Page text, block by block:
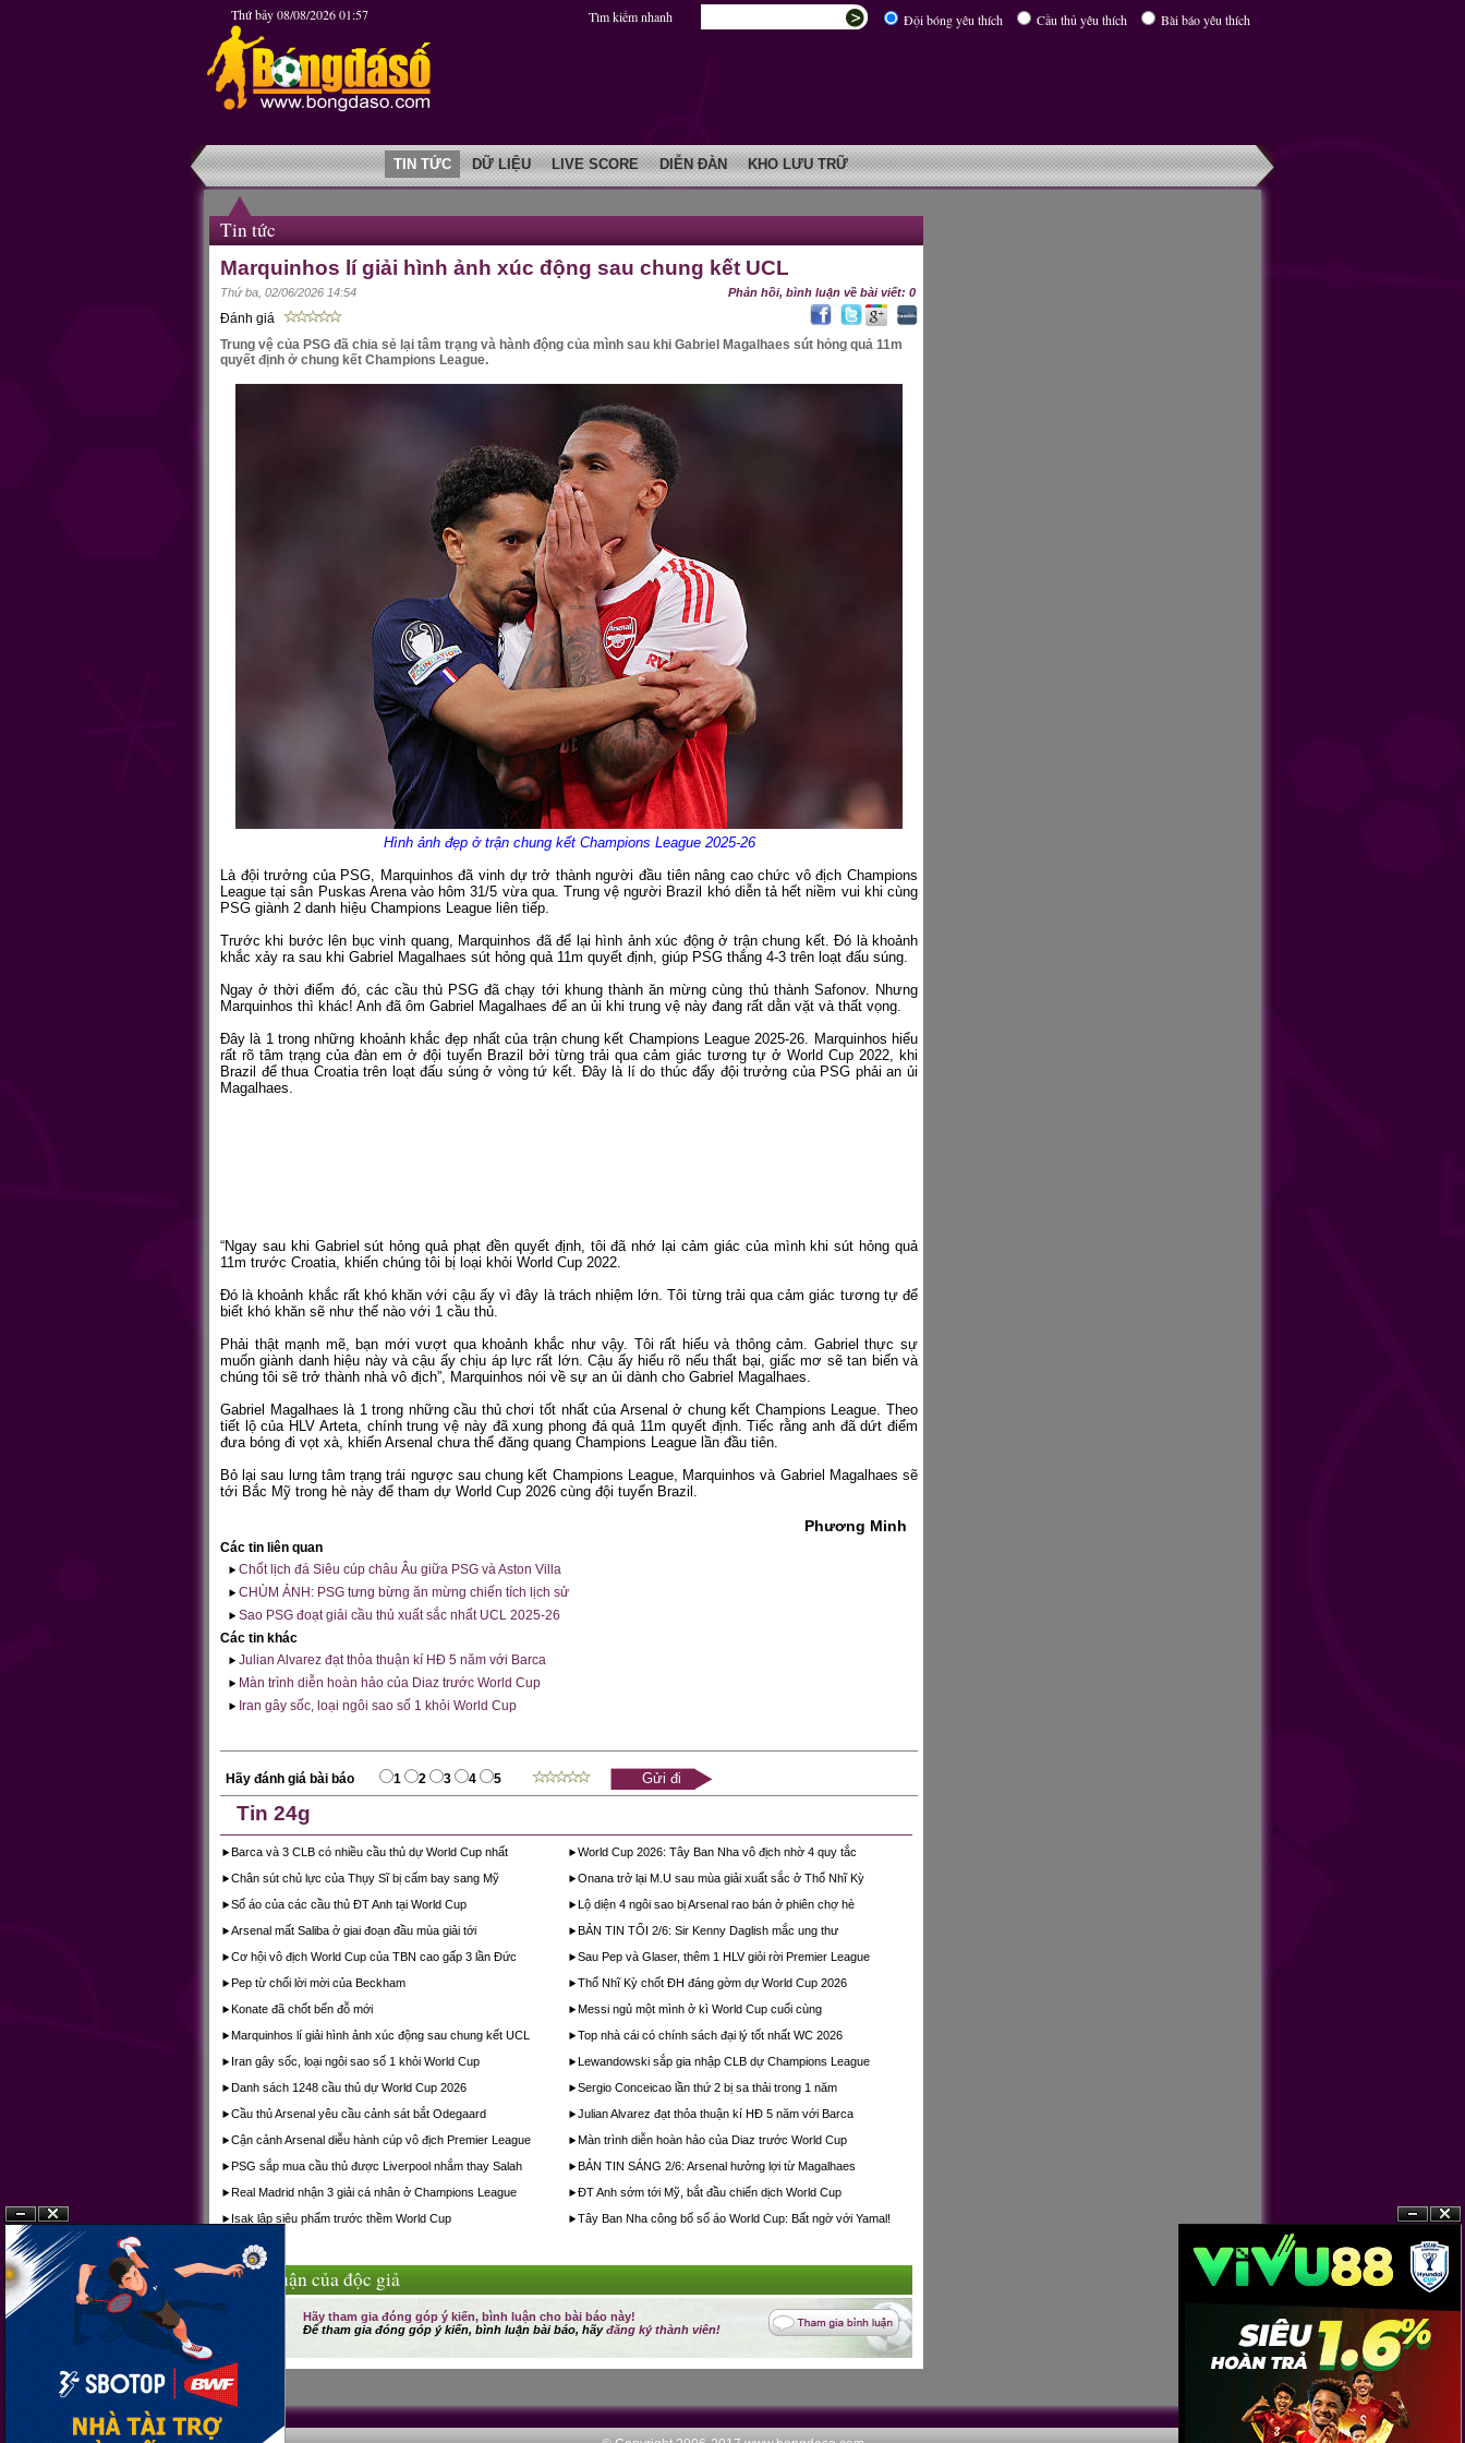
Thứ bảy 08/08/2026 01:57 Đội bóng yêu thích Cầu thủ yêu thích Bài báo yêu thích
Tìm kiếm nhanh
TIN TỨC DỮ LIỆU LIVE SCORE DIỄN ĐÀN KHO LƯU TRỮ
Tin tức
Marquinhos lí giải hình ảnh xúc động sau chung kết UCL
Thứ ba, 02/06/2026 14:54 Phản hồi, bình luận về bài viết: 0
Đánh giá
Trung vệ của PSG đã chia sẻ lại tâm trạng và hành động của mình sau khi Gabriel Magalhaes sút hỏng quả 11m
quyết định ở chung kết Champions League.
Hình ảnh đẹp ở trận chung kết Champions League 2025-26
Là đội trưởng của PSG, Marquinhos đã vinh dự trở thành người đầu tiên nâng cao chức vô địch Champions
League tại sân Puskas Arena vào hôm 31/5 vừa qua. Trung vệ người Brazil khó diễn tả hết niềm vui khi cùng
PSG giành 2 danh hiệu Champions League liên tiếp.
Trước khi bước lên bục vinh quang, Marquinhos đã để lại hình ảnh xúc động ở trận chung kết. Đó là khoảnh
khắc xảy ra sau khi Gabriel Magalhaes sút hỏng quả 11m quyết định, giúp PSG thắng 4-3 trên loạt đấu súng.
Ngay ở thời điểm đó, các cầu thủ PSG đã chạy tới khung thành ăn mừng cùng thủ thành Safonov. Nhưng
Marquinhos thì khác! Anh đã ôm Gabriel Magalhaes để an ủi khi trung vệ này đang rất dằn vặt và thất vọng.
Đây là 1 trong những khoảnh khắc đẹp nhất của trận chung kết Champions League 2025-26. Marquinhos hiểu
rất rõ tâm trạng của đàn em ở đội tuyển Brazil bởi từng trải qua cảm giác tương tự ở World Cup 2022, khi
Brazil để thua Croatia trên loạt đấu súng ở vòng tứ kết. Đây là lí do thúc đẩy đội trưởng của PSG phải an ủi
Magalhaes.
“Ngay sau khi Gabriel sút hỏng quả phạt đền quyết định, tôi đã nhớ lại cảm giác của mình khi sút hỏng quả
11m trước Croatia, khiến chúng tôi bị loại khỏi World Cup 2022.
Đó là khoảnh khắc rất khó khăn với cậu ấy vì đây là trách nhiệm lớn. Tôi từng trải qua cảm giác tương tự để
biết khó khăn sẽ như thế nào với 1 cầu thủ.
Phải thật mạnh mẽ, bạn mới vượt qua khoảnh khắc như vậy. Tôi rất hiểu và thông cảm. Gabriel thực sự
muốn giành danh hiệu này và cậu ấy chịu áp lực rất lớn. Cậu ấy hiểu rõ nếu thất bại, giấc mơ sẽ tan biến và
chúng tôi sẽ trở thành nhà vô địch”, Marquinhos nói về sự an ủi dành cho Gabriel Magalhaes.
Gabriel Magalhaes là 1 trong những cầu thủ chơi tốt nhất của Arsenal ở chung kết Champions League. Theo
tiết lộ của HLV Arteta, chính trung vệ này đã xung phong đá quả 11m quyết định. Tiếc rằng anh đã dứt điểm
đưa bóng đi vọt xà, khiến Arsenal chưa thể đăng quang Champions League lần đầu tiên.
Bỏ lại sau lưng tâm trạng trái ngược sau chung kết Champions League, Marquinhos và Gabriel Magalhaes sẽ
tới Bắc Mỹ trong hè này để tham dự World Cup 2026 cùng đội tuyển Brazil.
Phương Minh
Các tin liên quan
Chốt lịch đá Siêu cúp châu Âu giữa PSG và Aston Villa
CHÙM ẢNH: PSG tưng bừng ăn mừng chiến tích lịch sử
Sao PSG đoạt giải cầu thủ xuất sắc nhất UCL 2025-26
Các tin khác
Julian Alvarez đạt thỏa thuận kí HĐ 5 năm với Barca
Màn trình diễn hoàn hảo của Diaz trước World Cup
Iran gây sốc, loại ngôi sao số 1 khỏi World Cup
Hãy đánh giá bài báo 1 2 3 4 5
Tin 24g
Barca và 3 CLB có nhiều cầu thủ dự World Cup nhất
Chân sút chủ lực của Thụy Sĩ bị cấm bay sang Mỹ
Số áo của các cầu thủ ĐT Anh tại World Cup
Arsenal mất Saliba ở giai đoạn đầu mùa giải tới
Cơ hội vô địch World Cup của TBN cao gấp 3 lần Đức
Pep từ chối lời mời của Beckham
Konate đã chốt bến đỗ mới
Marquinhos lí giải hình ảnh xúc động sau chung kết UCL
Iran gây sốc, loại ngôi sao số 1 khỏi World Cup
Danh sách 1248 cầu thủ dự World Cup 2026
Cầu thủ Arsenal yêu cầu cảnh sát bắt Odegaard
Cận cảnh Arsenal diễu hành cúp vô địch Premier League
PSG sắp mua cầu thủ được Liverpool nhắm thay Salah
Real Madrid nhận 3 giải cá nhân ở Champions League
Isak lập siêu phẩm trước thềm World Cup
World Cup 2026: Tây Ban Nha vô địch nhờ 4 quy tắc
Onana trở lại M.U sau mùa giải xuất sắc ở Thổ Nhĩ Kỳ
Lộ diện 4 ngôi sao bị Arsenal rao bán ở phiên chợ hè
BẢN TIN TỐI 2/6: Sir Kenny Daglish mắc ung thư
Sau Pep và Glaser, thêm 1 HLV giỏi rời Premier League
Thổ Nhĩ Kỳ chốt ĐH đáng gờm dự World Cup 2026
Messi ngủ một mình ở kì World Cup cuối cùng
Top nhà cái có chính sách đại lý tốt nhất WC 2026
Lewandowski sắp gia nhập CLB dự Champions League
Sergio Conceicao lần thứ 2 bị sa thải trong 1 năm
Julian Alvarez đạt thỏa thuận kí HĐ 5 năm với Barca
Màn trình diễn hoàn hảo của Diaz trước World Cup
BẢN TIN SÁNG 2/6: Arsenal hưởng lợi từ Magalhaes
ĐT Anh sớm tới Mỹ, bắt đầu chiến dịch World Cup
Tây Ban Nha công bố số áo World Cup: Bất ngờ với Yamal!
Bình luận của độc giả
Hãy tham gia đóng góp ý kiến, bình luận cho bài báo này!
Để tham gia đóng góp ý kiến, bình luận bài báo, hãyđăng ký thành viên!
?n ?�ng